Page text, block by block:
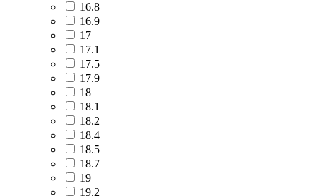
16.8
16.9
17
17.1
17.5
17.9
18
18.1
18.2
18.4
18.5
18.7
19
19.2